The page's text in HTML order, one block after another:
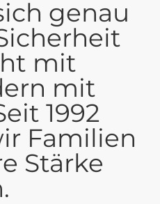
genau
mit
mit
1992
Familien
Stärke